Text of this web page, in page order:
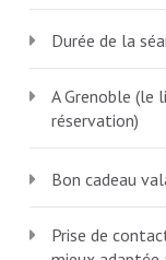
Durée de la
A Grenoble (le
réservation)
Bon cadeau
Prise de